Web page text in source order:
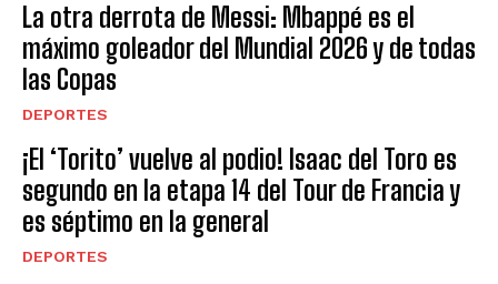
La otra derrota de Messi: Mbappé es el
máximo goleador del Mundial 2026 y de todas
las Copas
DEPORTES
¡El ‘Torito’ vuelve al podio! Isaac del Toro es
segundo en la etapa 14 del Tour de Francia y
es séptimo en la general
DEPORTES